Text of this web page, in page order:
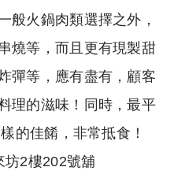
般火鍋肉類選擇之外，
燒等，而且更有現製甜
彈等，應有盡有，顧客
理的滋味！同時，最平
的佳餚，非常抵食！
坊2樓202號舖